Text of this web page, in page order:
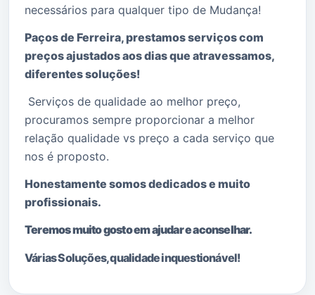
necessários para qualquer tipo de Mudança!
Paços de Ferreira, prestamos serviços com
preços ajustados aos dias que atravessamos,
diferentes soluções!
Serviços de qualidade ao melhor preço,
procuramos sempre proporcionar a melhor
relação qualidade vs preço a cada serviço que
nos é proposto.
Honestamente somos dedicados e muito
profissionais.
Teremos muito gosto em ajudar e aconselhar.
Várias Soluções, qualidade inquestionável!